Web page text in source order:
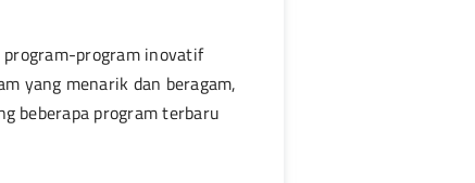
program-program inovatif
yang menarik dan beragam,
beberapa program terbaru